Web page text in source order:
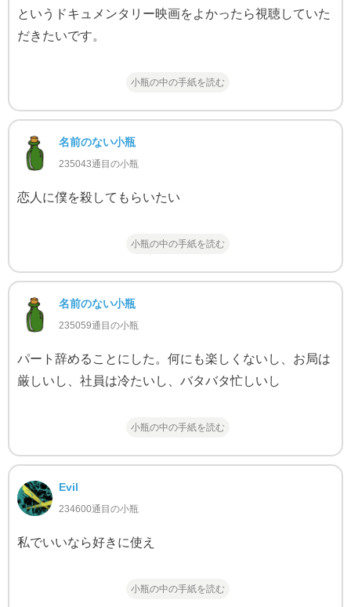
というドキュメンタリー映画をよかったら視聴していた
だきたいです。
小瓶の中の手紙を読む
名前のない小瓶
235043通目の小瓶
恋人に僕を殺してもらいたい
小瓶の中の手紙を読む
名前のない小瓶
235059通目の小瓶
パート辞めることにした。何にも楽しくないし、お局は
厳しいし、社員は冷たいし、バタバタ忙しいし
小瓶の中の手紙を読む
Evil
234600通目の小瓶
私でいいなら好きに使え
小瓶の中の手紙を読む